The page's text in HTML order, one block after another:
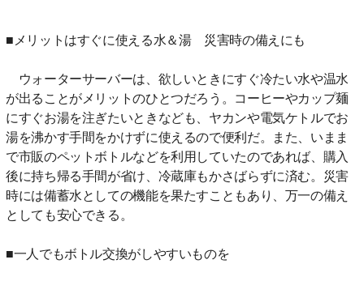
■メリットはすぐに使える水＆湯 災害時の備えにも
ウォーターサーバーは、欲しいときにすぐ冷たい水や温水
が出ることがメリットのひとつだろう。コーヒーやカップ麺
にすぐお湯を注ぎたいときなども、ヤカンや電気ケトルでお
湯を沸かす手間をかけずに使えるので便利だ。また、いまま
で市販のペットボトルなどを利用していたのであれば、購入
後に持ち帰る手間が省け、冷蔵庫もかさばらずに済む。災害
時には備蓄水としての機能を果たすこともあり、万一の備え
としても安心できる。
■一人でもボトル交換がしやすいものを